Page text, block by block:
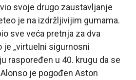
svoje drugo zaustavljanje
je na izdržljivijim gumama.
sve veća pretnja za dva
je „virtuelni sigurnosni
raspoređen u 40. krugu da se
je pogođen Aston